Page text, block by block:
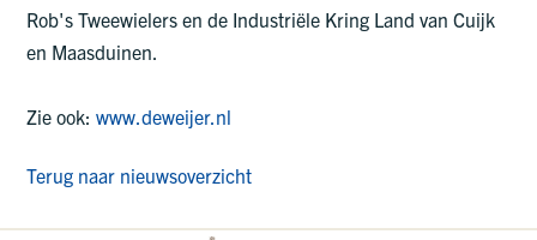
Rob's Tweewielers en de Industriële Kring Land van Cuijk
en Maasduinen.
Zie ook:www.deweijer.nl
Terug naar nieuwsoverzicht